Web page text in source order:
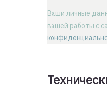
Ваши личные
вашей работы с